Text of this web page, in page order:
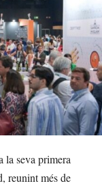
la seva primera
reunint més de